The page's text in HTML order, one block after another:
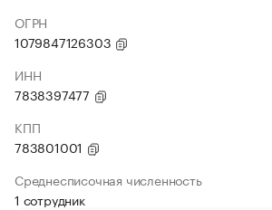
ОГРН
1079847126303
ИНН
7838397477
КПП
783801001
Среднесписочная численность
1 сотрудник